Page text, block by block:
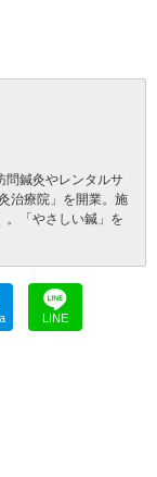
問鍼灸やレンタルサ
治療院」を開業。施
。「やさしい鍼」を
LINE